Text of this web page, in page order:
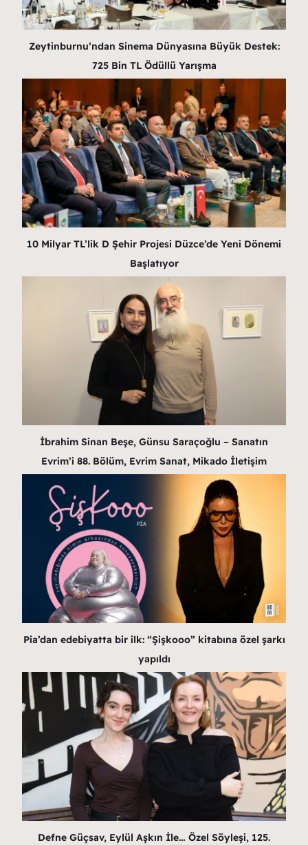
Zeytinburnu’ndan Sinema Dünyasına Büyük Destek:
725 Bin TL Ödüllü Yarışma
10 Milyar TL’lik D Şehir Projesi Düzce’de Yeni Dönemi
Başlatıyor
İbrahim Sinan Beşe, Günsu Saraçoğlu – Sanatın
Evrim’i 88. Bölüm, Evrim Sanat, Mikado İletişim
Pia’dan edebiyatta bir ilk: “Şişkooo” kitabına özel şarkı
yapıldı
Defne Güçsav, Eylül Aşkın İle… Özel Söyleşi, 125.